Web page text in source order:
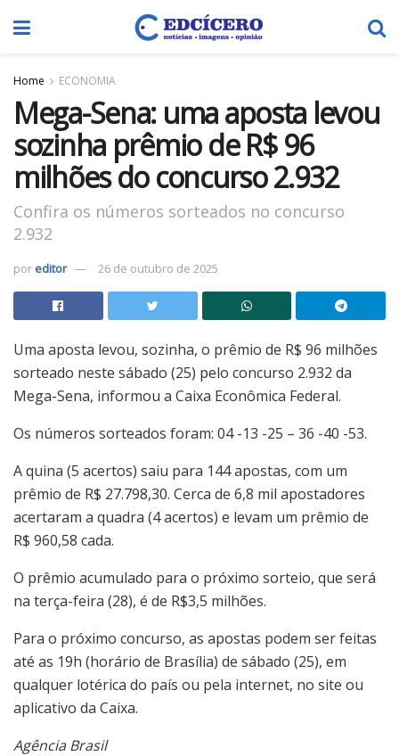
Home ECONOMIA
Mega-Sena: uma aposta levou
sozinha prêmio de R$ 96
milhões do concurso 2.932
Confira os números sorteados no concurso
2.932
por editor 26 de outubro de 2025
Uma aposta levou, sozinha, o prêmio de R$ 96 milhões
sorteado neste sábado (25) pelo concurso 2.932 da
Mega-Sena, informou a Caixa Econômica Federal.
Os números sorteados foram: 04 -13 -25 – 36 -40 -53.
A quina (5 acertos) saiu para 144 apostas, com um
prêmio de R$ 27.798,30. Cerca de 6,8 mil apostadores
acertaram a quadra (4 acertos) e levam um prêmio de
R$ 960,58 cada.
O prêmio acumulado para o próximo sorteio, que será
na terça-feira (28), é de R$3,5 milhões.
Para o próximo concurso, as apostas podem ser feitas
até as 19h (horário de Brasília) de sábado (25), em
qualquer lotérica do país ou pela internet, no site ou
aplicativo da Caixa.
Agência Brasil